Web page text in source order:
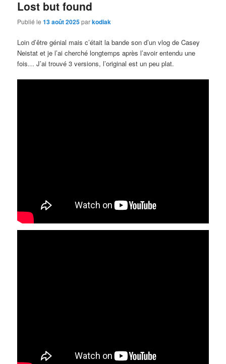
Lost but found
Publié le13 août 2025parkodiak
Loin d’être génial mais c’était la bande son d’un vlog de Casey
Neistat et je l’ai cherché longtemps après l’avoir entendu une
fois… J’ai trouvé 3 versions, l’original est un peu plat.